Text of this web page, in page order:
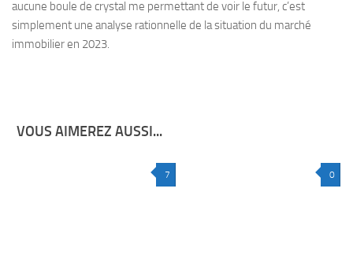
aucune boule de crystal me permettant de voir le futur, c’est
simplement une analyse rationnelle de la situation du marché
immobilier en 2023.
VOUS AIMEREZ AUSSI...
7 0